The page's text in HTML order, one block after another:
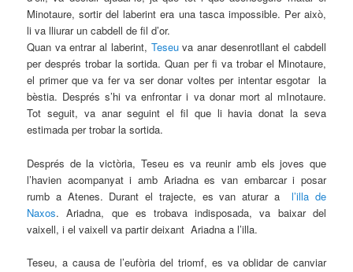
Minotaure, sortir del laberint era una tasca impossible. Per això,
li va lliurar un cabdell de fil d’or.
Quan va entrar al laberint, Teseuva anar desenrotllant el cabdell
per després trobar la sortida. Quan per fi va trobar el Minotaure,
el primer que va fer va ser donar voltes per intentar esgotar la
bèstia. Després s’hi va enfrontar i va donar mort al mInotaure.
Tot seguit, va anar seguint el fil que li havia donat la seva
estimada per trobar la sortida.
Després de la victòria, Teseu es va reunir amb els joves que
l’havien acompanyat i amb Ariadna es van embarcar i posar
rumb a Atenes. Durant el trajecte, es van aturar a
l’illa de
Naxos. Ariadna, que es trobava indisposada, va baixar del
vaixell, i el vaixell va partir deixant Ariadna a l’illa.
Teseu, a causa de l’eufòria del triomf, es va oblidar de canviar